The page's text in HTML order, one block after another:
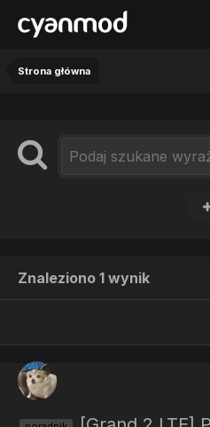
Strona główna
Znaleziono 1 wynik